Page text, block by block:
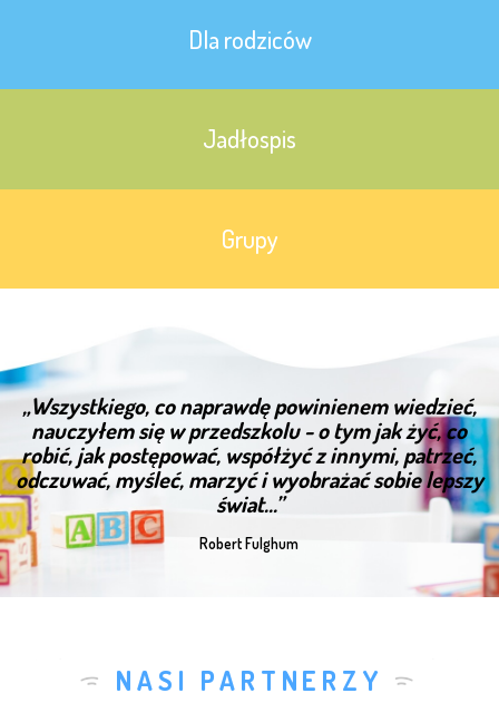
Dla rodziców
Jadłospis
Grupy
„Wszystkiego, co naprawdę powinienem wiedzieć,
nauczyłem się w przedszkolu - o tym jak żyć, co
robić, jak postępować, współżyć z innymi, patrzeć,
odczuwać, myśleć, marzyć i wyobrażać sobie lepszy
świat...”
Robert Fulghum
NASI PARTNERZY